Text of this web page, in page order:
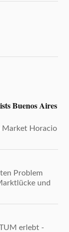
Buenos Aires
Market Horacio
Problem
und
erlebt -